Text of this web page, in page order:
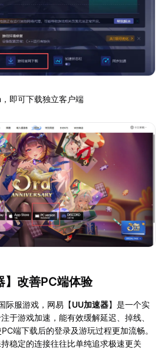
即可下载独立客户端
】改善PC端体验
际服游戏，网易【UU加速器】是一个实
于游戏加速，能有效缓解延迟、掉线、
端下载后的登录及游玩过程更加流畅。
稳定的连接往往比单纯追求极速更关